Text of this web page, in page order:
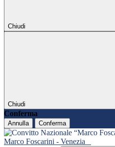
Chiudi
Chiudi
Conferma
Annulla Conferma
Marco Foscarini - Venezia